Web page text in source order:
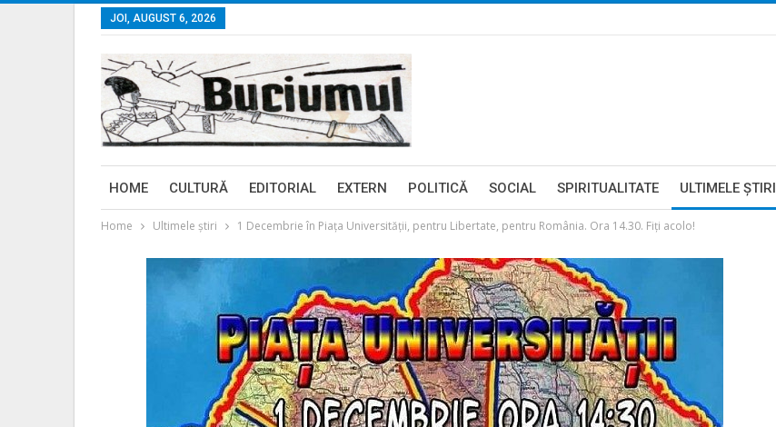
JOI, AUGUST 6, 2026
HOME CULTURĂ EDITORIAL EXTERN POLITICĂ SOCIAL SPIRITUALITATE ULTIMELE ŞTIRI
Home Ultimele ştiri 1 Decembrie în Piața Universității, pentru Libertate, pentru România. Ora 14.30. Fiți acolo!